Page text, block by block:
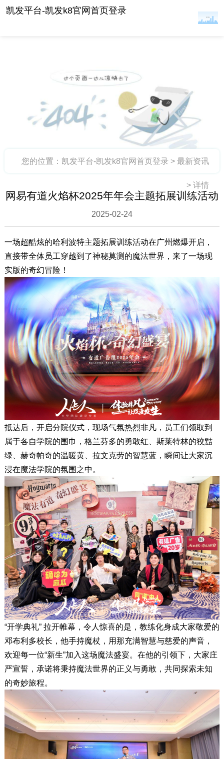
网易有道火焰杯2025年年会主题拓展训练活动 -凯
凯发平台-凯发k8官网首页登录
您的位置： 凯发平台-凯发k8官网首页登录 > 最新资讯
> 详情
网易有道火焰杯2025年年会主题拓展训练活动
2025-02-24
一场超酷炫的哈利波特主题拓展训练活动在广州燃爆开启，
直接带全体员工穿越到了神秘莫测的魔法世界，来了一场现
实版的奇幻冒险！
抵达后，开启分院仪式，现场气氛热烈非凡，员工们领取到
属于各自学院的围巾，格兰芬多的勇敢红、斯莱特林的狡黠
绿、赫奇帕奇的温暖黄、拉文克劳的智慧蓝，瞬间让大家沉
浸在魔法学院的氛围之中。
“开学典礼” 拉开帷幕，令人惊喜的是，教练化身成大家敬爱的
邓布利多校长，他手持魔杖，用那充满智慧与慈爱的声音，
欢迎每一位“新生”加入这场魔法盛宴。在他的引领下，大家庄
严宣誓，承诺将秉持魔法世界的正义与勇敢，共同探索未知
的奇妙旅程。